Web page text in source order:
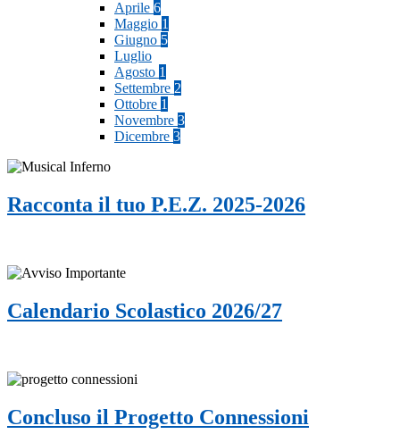
Aprile 6
Maggio 1
Giugno 5
Luglio
Agosto 1
Settembre 2
Ottobre 1
Novembre 3
Dicembre 3
Racconta il tuo P.E.Z. 2025-2026
Calendario Scolastico 2026/27
Concluso il Progetto Connessioni